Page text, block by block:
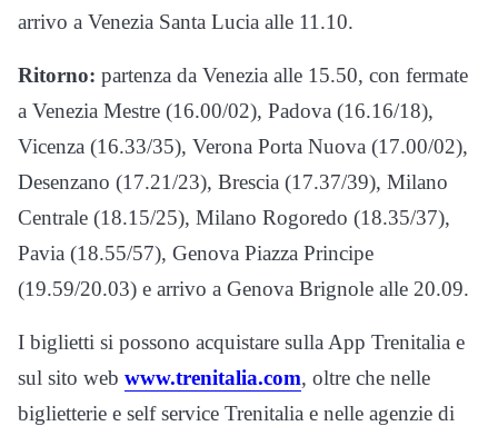
arrivo a Venezia Santa Lucia alle 11.10.
Ritorno: partenza da Venezia alle 15.50, con fermate
a Venezia Mestre (16.00/02), Padova (16.16/18),
Vicenza (16.33/35), Verona Porta Nuova (17.00/02),
Desenzano (17.21/23), Brescia (17.37/39), Milano
Centrale (18.15/25), Milano Rogoredo (18.35/37),
Pavia (18.55/57), Genova Piazza Principe
(19.59/20.03) e arrivo a Genova Brignole alle 20.09.
I biglietti si possono acquistare sulla App Trenitalia e
sul sito web www.trenitalia.com, oltre che nelle
biglietterie e self service Trenitalia e nelle agenzie di